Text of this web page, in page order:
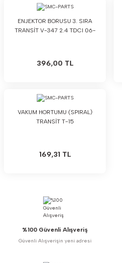
ENJEKTOR BORUSU 3. SIRA
TRANSİT V-347 2.4 TDCI 06-
396,00 TL
VAKUM HORTUMU (SPIRAL)
TRANSİT T-15
169,31 TL
%100 Güvenli Alışveriş
Güvenli Alışverişin yeni adresi